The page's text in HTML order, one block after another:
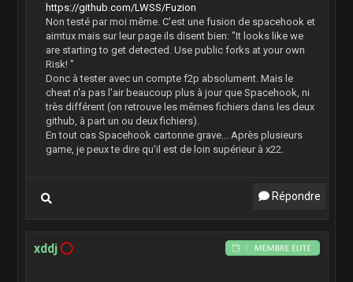
https://github.com/LWSS/Fuzion
Non testé par moi même. C'est une fusion de spacehook et
aimtux mais sur leur page ils disent bien: "It looks like we
are starting to get detected. Use public forks at your own
Risk! "
Donc à tester avec un compte f2p absolument. Mais le
cheat n'a pas l'air beaucoup plus à jour que Spacehook, ni
très différent (on retrouve les mêmes fichiers dans les deux
github, à part un ou deux fichiers).
En tout cas Spacehook cartonne grave... Après plusieurs
game, je peux te dire qu'il est de loin supérieur à x22.
Répondre
xddj